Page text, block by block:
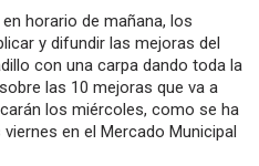
horario de mañana, los
y difundir las mejoras del
con una carpa dando toda la
las 10 mejoras que va a
los miércoles, como se ha
en el Mercado Municipal